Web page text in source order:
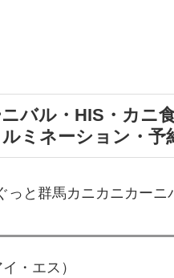
バル・HIS・カニ
ミネーション・予
と群馬カニカニカーニ
・エス）